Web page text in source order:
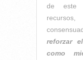
de este
reforzar
como